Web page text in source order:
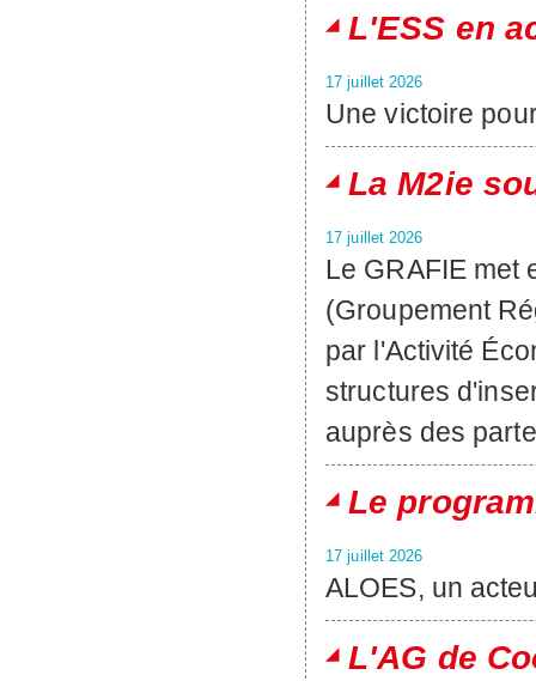
L'ESS en
17 juillet 2026
Une victoire
La M2ie
17 juillet 2026
Le GRAFIE met
(Groupement
par l'Activité
structures
auprès des
Le
17 juillet 2026
ALOES, un
L'AG de